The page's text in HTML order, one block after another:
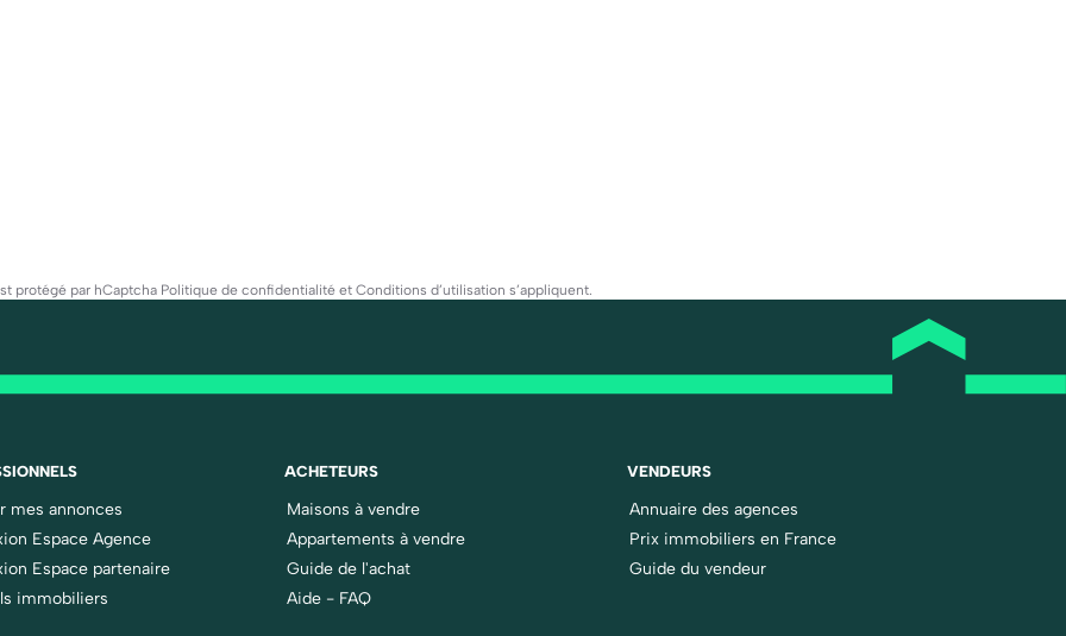
protégé par hCaptcha Politique de confidentialitéet Conditions d’utilisation s’appliquent.
mes annonces
Espace Agence
Espace partenaire
immobiliers
ACHETEURS
Maisons à vendre
Appartements à vendre
Guide de l'achat
Aide - FAQ
VENDEURS
Annuaire des agences
Prix immobiliers en France
Guide du vendeur